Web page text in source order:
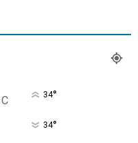
C 34°
34°